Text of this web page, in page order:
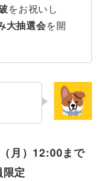
をお祝いし
大抽選会を開
月）12:00まで
定